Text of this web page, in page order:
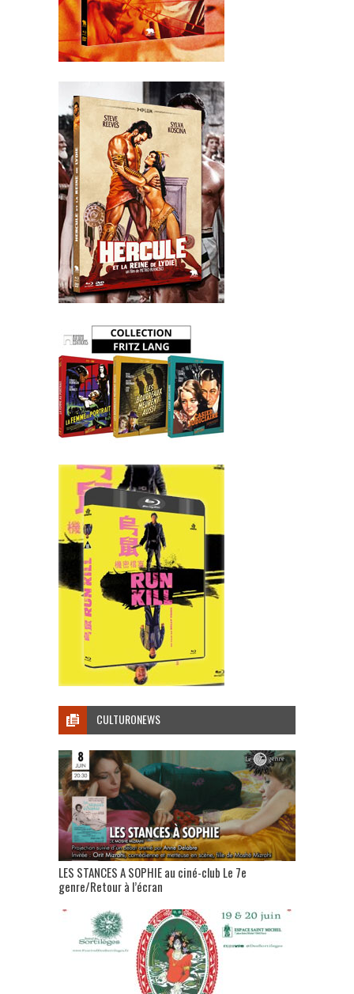
CULTURONEWS
LES STANCES A SOPHIE au ciné-club Le 7e
genre/Retour à l’écran